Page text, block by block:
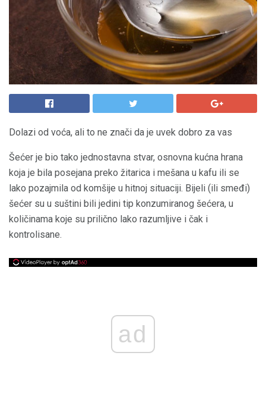
Dolazi od voća, ali to ne znači da je uvek dobro za vas
Šećer je bio tako jednostavna stvar, osnovna kućna hrana
koja je bila posejana preko žitarica i mešana u kafu ili se
lako pozajmila od komšije u hitnoj situaciji. Bijeli (ili smeđi)
šećer su u suštini bili jedini tip konzumiranog šećera, u
količinama koje su prilično lako razumljive i čak i
kontrolisane.
ad